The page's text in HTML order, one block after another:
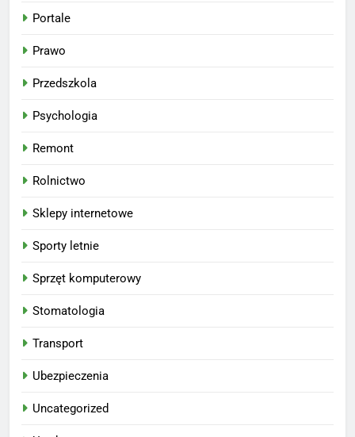
Portale
Prawo
Przedszkola
Psychologia
Remont
Rolnictwo
Sklepy internetowe
Sporty letnie
Sprzęt komputerowy
Stomatologia
Transport
Ubezpieczenia
Uncategorized